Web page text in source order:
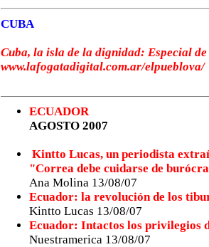
CUBA
Cuba, la isla de la dignidad: Especial
www.lafogatadigital.com.ar/elpueblova/
ECUADOR
AGOSTO 2007
Kintto Lucas, un periodista
"Correa debe cuidarse de
Ana Molina 13/08/07
Ecuador: la revolución de los
Kintto Lucas 13/08/07
Ecuador: Intactos los privilegios
Nuestramerica 13/08/07